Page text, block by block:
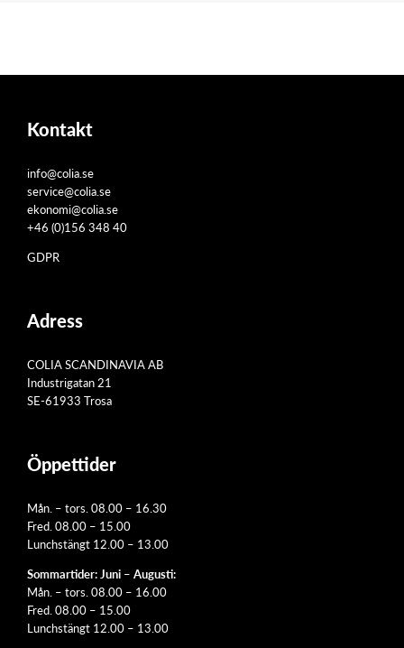
Kontakt
info@colia.se
service@colia.se
ekonomi@colia.se
+46 (0)156 348 40
GDPR
Adress
COLIA SCANDINAVIA AB
Industrigatan 21
SE-61933 Trosa
Öppettider
Mån. – tors. 08.00 – 16.30
Fred. 08.00 – 15.00
Lunchstängt 12.00 – 13.00
Sommartider: Juni – Augusti:
Mån. – tors. 08.00 – 16.00
Fred. 08.00 – 15.00
Lunchstängt 12.00 – 13.00